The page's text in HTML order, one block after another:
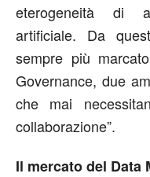
eterogeneità di
artificiale. Da
sempre più
Governance, due
che mai
collaborazione”.
Il mercato del Data